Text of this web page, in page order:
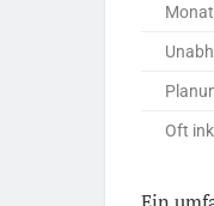
Oft